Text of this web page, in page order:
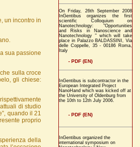
un incontro in
sua passione
sulla croce
gli chiese:
di studio
quando il 21
proprio
della
On Friday, 26th September 2008
InGentibus organizes the first
scientific Colloquium on
Nanotechnology: "Opportunities
and Risks in Nanoscience and
Nanotechnology " which will take
place in Palazzo BALDASSINI, Via
delle Coppelle, 35 - 00186 Roma,
Italy
- PDF (EN)
InGentibus is subcontractor in the
European Integrated Project
NanoHand which was kicked off at
the University of Oldenburg from
the 10th to 12th July 2006.
- PDF (EN)
InGentibus organized the
international symposium on